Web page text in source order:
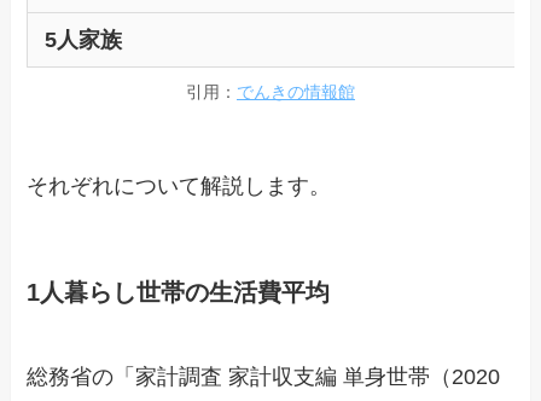
5人家族
引用： でんきの情報館
それぞれについて解説します。
1人暮らし世帯の生活費平均
総務省の「家計調査 家計収支編 単身世帯（2020